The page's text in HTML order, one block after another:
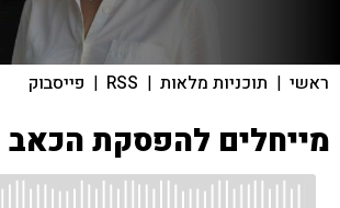
ראשי | תוכניות מלאות |
RSS
| פייסבוק
מייחלים להפסקת הכאב